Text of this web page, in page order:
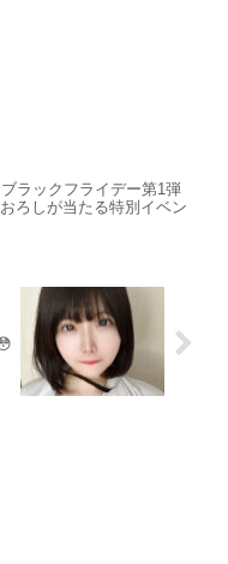
ブラックフライデー第1弾
ろしが当たる特別イベン